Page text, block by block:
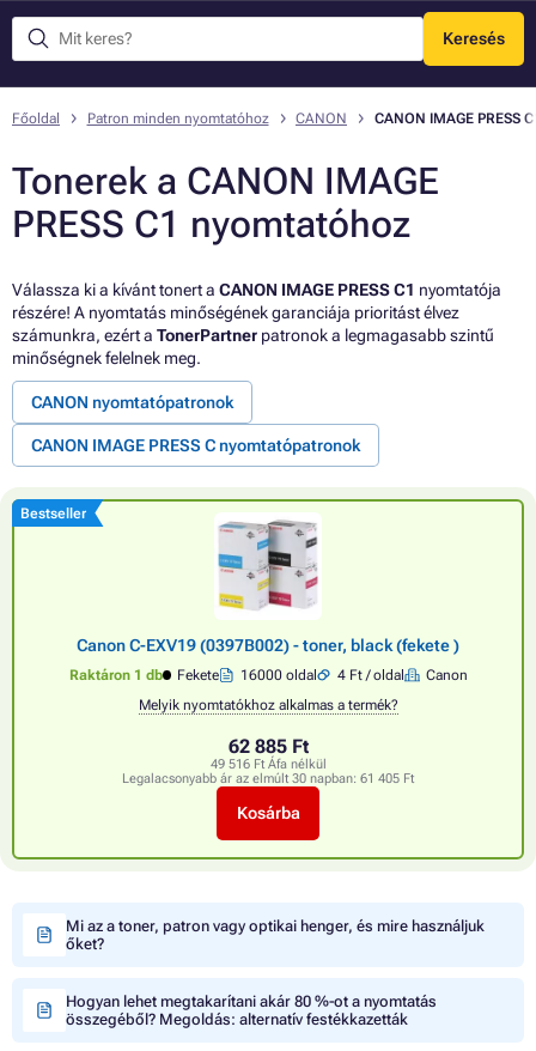
Keresés
Menü
Főoldal Patron minden nyomtatóhoz CANON CANON IMAGE PRESS
Tonerek a CANON IMAGE
PRESS C1 nyomtatóhoz
Válassza ki a kívánt tonert a CANON IMAGE PRESS C1 nyomtatója
részére! A nyomtatás minőségének garanciája prioritást élvez
számunkra, ezért a TonerPartner patronok a legmagasabb szintű
minőségnek felelnek meg.
CANON nyomtatópatronok
CANON IMAGE PRESS C nyomtatópatronok
Bestseller
Canon C-EXV19 (0397B002) - toner, black (fekete )
Raktáron 1 db Fekete 16000 oldal 4 Ft / oldal
Canon
Melyik nyomtatókhoz alkalmas a termék?
62 885 Ft
49 516 Ft Áfa nélkül
Legalacsonyabb ár az elmúlt 30 napban: 61 405 Ft
Kosárba
Mi az a toner, patron vagy optikai henger, és mire használjuk
őket?
Hogyan lehet megtakarítani akár 80 %-ot a nyomtatás
összegéből? Megoldás: alternatív festékkazetták